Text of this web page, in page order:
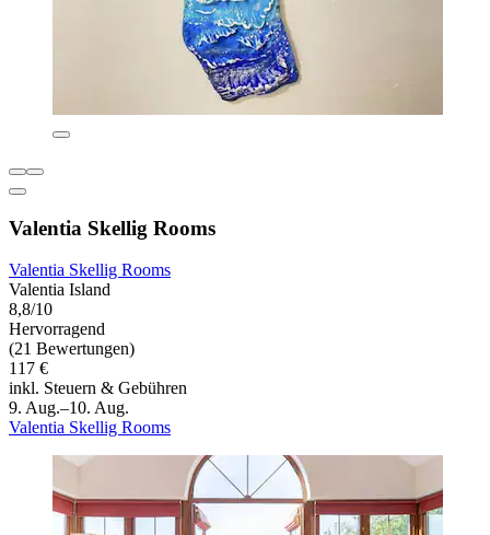
Valentia Skellig Rooms
Valentia Skellig Rooms
Valentia Island
8,8/10
Hervorragend
(21 Bewertungen)
117 €
inkl. Steuern & Gebühren
9. Aug.–10. Aug.
Valentia Skellig Rooms